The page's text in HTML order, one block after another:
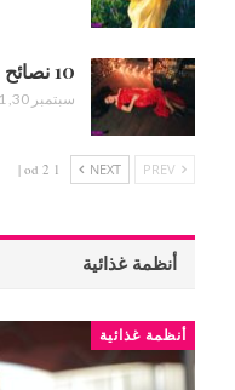
10 نصائح للعناية بالشعر
سبتمبر 30, 2021
NEXT
1 od 2 |
أنظمة غذائية
أنظمة غذائية